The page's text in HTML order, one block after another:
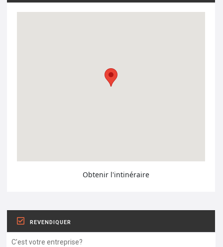
Obtenir l'intinéraire
REVENDIQUER
C'est votre entreprise?